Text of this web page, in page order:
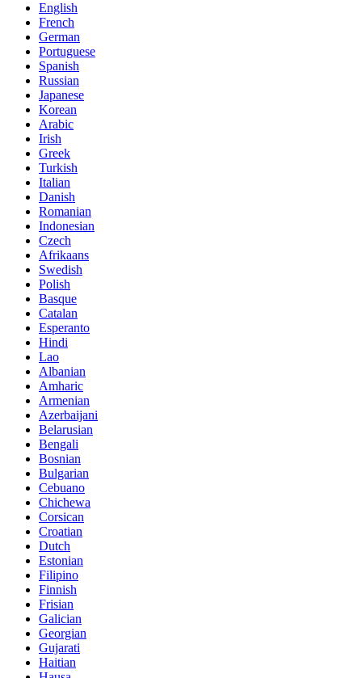
English
French
German
Portuguese
Spanish
Russian
Japanese
Korean
Arabic
Irish
Greek
Turkish
Italian
Danish
Romanian
Indonesian
Czech
Afrikaans
Swedish
Polish
Basque
Catalan
Esperanto
Hindi
Lao
Albanian
Amharic
Armenian
Azerbaijani
Belarusian
Bengali
Bosnian
Bulgarian
Cebuano
Chichewa
Corsican
Croatian
Dutch
Estonian
Filipino
Finnish
Frisian
Galician
Georgian
Gujarati
Haitian